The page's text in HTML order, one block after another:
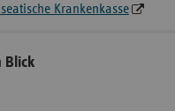
Krankenkasse
Blick